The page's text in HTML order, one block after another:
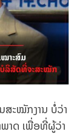
ະໝັກງານ ບໍ່ວ່າ
ພາດ ເພື່ອທີ່ຜູ້ວ່າ